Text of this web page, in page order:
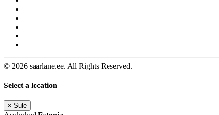
© 2026 saarlane.ee. All Rights Reserved.
Select a location
× Sule